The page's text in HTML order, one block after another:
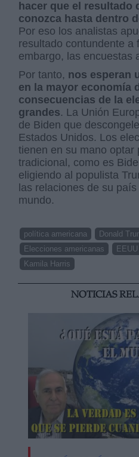
hacer que el resultado
conozca hasta dentro
Por eso los analistas
resultado contundente a
embargo, las encuestas
Por tanto, nos esperan
en la mayor economía
consecuencias de la
grandes. La Unión
de Biden que
Estados Unidos. Los
tienen en su mano optar
tradicional, como es
eligiendo al populista
las relaciones de su
mundo.
política americana Donald
Elecciones americanas
EEUU
Kamila Harris
NOTICIAS